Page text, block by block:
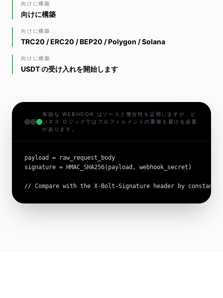
向けに構築
向けに構築
向けに構築
TRC20 / ERC20 / BEP20 / Polygon / Solana
向けに構築
USDT の受け入れを開始します
有効な WEBHOOK はソースと整合性を証明しますが、ビ
ジネス ロジックではフルフィルメントの重複を避ける必要
があります。
payload = raw_request_body
signature = HMAC_SHA256(payload, webhook_secret)
// Compare with the X-Bolt-Signature header by constant-